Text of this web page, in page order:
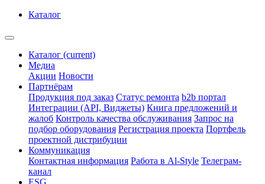
Каталог
Каталог (current)
Медиа
Акции Новости
Партнёрам
Продукция под заказ Статус ремонта b2b портал
Интеграции (API, Виджеты) Книга предложений и
жалоб Контроль качества обслуживания Запрос на
подбор оборудования Регистрация проекта Портфель
проектной дистрибуции
Коммуникация
Контактная информация Работа в Al-Style Телеграм-
канал
ESG